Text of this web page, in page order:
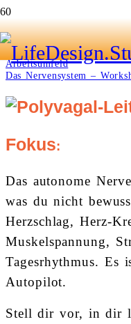
Das
Start
Arbeitsumfeld
Das Nervensystem –
Fokus:
Das autonome
was du nicht
Herzschlag, Herz-
Muskelspannung,
Tagesrhythmus. Es
Autopilot.
Stell dir vor, in dir